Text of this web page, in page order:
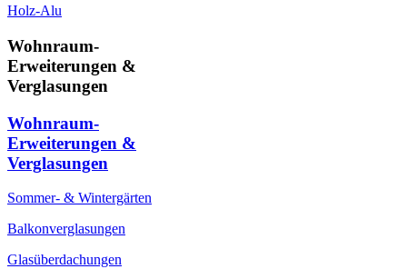
Holz-Alu
Wohnraum-
Erweiterungen &
Verglasungen
Wohnraum-
Erweiterungen &
Verglasungen
Sommer- & Wintergärten
Balkonverglasungen
Glasüberdachungen